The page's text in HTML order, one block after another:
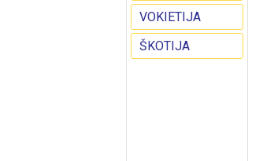
VOKIETIJA
ŠKOTIJA